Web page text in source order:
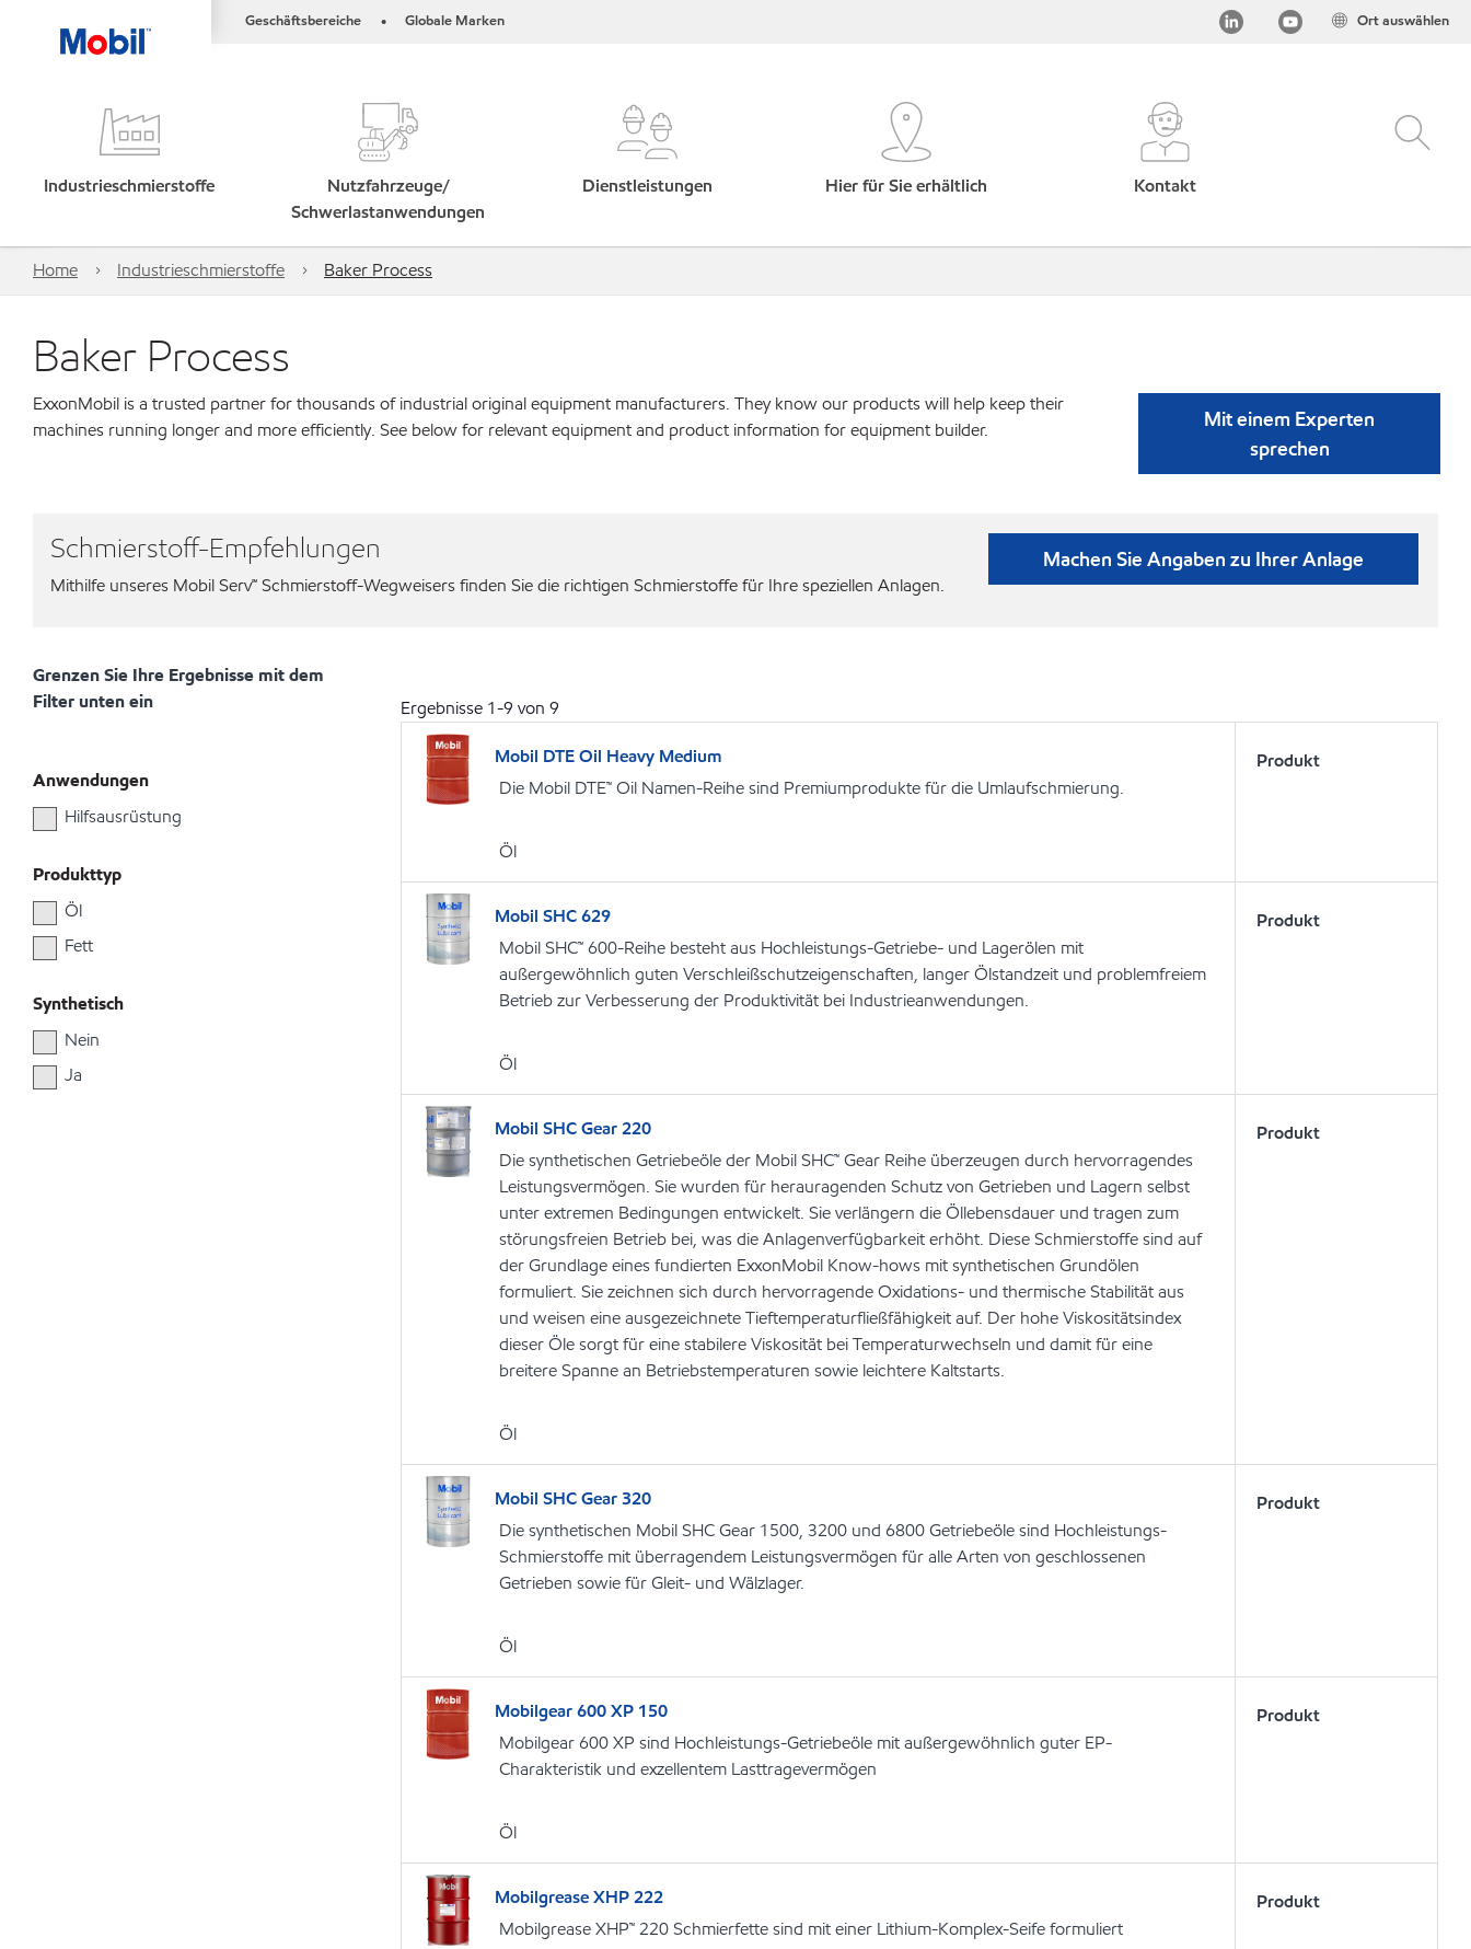
Geschäftsbereiche • Globale Marken Ort auswählen
Industrieschmierstoffe
Nutzfahrzeuge/
Schwerlastanwendungen
Dienstleistungen Hier für Sie erhältlich Kontakt
Home Industrieschmierstoffe Baker Process
Baker Process
ExxonMobil is a trusted partner for thousands of industrial original equipment manufacturers. They know our products will help keep their
machines running longer and more efficiently. See below for relevant equipment and product information for equipment builder.
Mit einem Experten
sprechen
Schmierstoff-Empfehlungen
Mithilfe unseres Mobil Serv℠ Schmierstoff-Wegweisers finden Sie die richtigen Schmierstoffe für Ihre speziellen Anlagen.
Machen Sie Angaben zu Ihrer Anlage
Grenzen Sie Ihre Ergebnisse mit dem
Filter unten ein
Anwendungen
Hilfsausrüstung
Produkttyp
Öl
Fett
Synthetisch
Nein
Ja
Ergebnisse 1-9 von 9
Mobil DTE Oil Heavy Medium
Die Mobil DTE™ Oil Namen-Reihe sind Premiumprodukte für die Umlaufschmierung.
Öl
Produkt
Mobil SHC 629
Mobil SHC™ 600-Reihe besteht aus Hochleistungs-Getriebe- und Lagerölen mit
außergewöhnlich guten Verschleißschutzeigenschaften, langer Ölstandzeit und problemfreiem
Betrieb zur Verbesserung der Produktivität bei Industrieanwendungen.
Öl
Produkt
Mobil SHC Gear 220
Die synthetischen Getriebeöle der Mobil SHC™ Gear Reihe überzeugen durch hervorragendes
Leistungsvermögen. Sie wurden für herauragenden Schutz von Getrieben und Lagern selbst
unter extremen Bedingungen entwickelt. Sie verlängern die Öllebensdauer und tragen zum
störungsfreien Betrieb bei, was die Anlagenverfügbarkeit erhöht. Diese Schmierstoffe sind auf
der Grundlage eines fundierten ExxonMobil Know-hows mit synthetischen Grundölen
formuliert. Sie zeichnen sich durch hervorragende Oxidations- und thermische Stabilität aus
und weisen eine ausgezeichnete Tieftemperaturfließfähigkeit auf. Der hohe Viskositätsindex
dieser Öle sorgt für eine stabilere Viskosität bei Temperaturwechseln und damit für eine
breitere Spanne an Betriebstemperaturen sowie leichtere Kaltstarts.
Öl
Produkt
Mobil SHC Gear 320
Die synthetischen Mobil SHC Gear 1500, 3200 und 6800 Getriebeöle sind Hochleistungs-
Schmierstoffe mit überragendem Leistungsvermögen für alle Arten von geschlossenen
Getrieben sowie für Gleit- und Wälzlager.
Öl
Produkt
Mobilgear 600 XP 150
Mobilgear 600 XP sind Hochleistungs-Getriebeöle mit außergewöhnlich guter EP-
Charakteristik und exzellentem Lasttragevermögen
Öl
Produkt
Mobilgrease XHP 222
Mobilgrease XHP™ 220 Schmierfette sind mit einer Lithium-Komplex-Seife formuliert
Produkt